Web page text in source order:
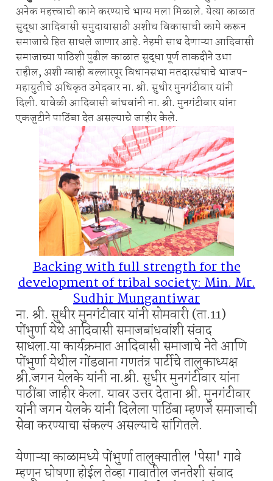
अनेक महत्त्वाची कामे करण्याचे भाग्य मला मिळाले. येत्या काळात
सुद्धा आदिवासी समुदायासाठी अशीच विकासाची कामे करून
समाजाचे हित साधले जाणार आहे. नेहमी साथ देणाऱ्या आदिवासी
समाजाच्या पाठिशी पुढील काळात सुद्धा पूर्ण ताकदीने उभा
राहील, अशी ग्वाही बल्लारपूर विधानसभा मतदारसंघाचे भाजप-
महायुतीचे अधिकृत उमेदवार ना. श्री. सुधीर मुनगंटीवार यांनी
दिली. यावेळी आदिवासी बांधवांनी ना. श्री. मुनगंटीवार यांना
एकजुटीने पाठिंबा देत असल्याचे जाहीर केले.
Backing with full strength for the
development of tribal society: Min. Mr.
Sudhir Mungantiwar
ना. श्री. सुधीर मुनगंटीवार यांनी सोमवारी (ता.11)
पोंभुर्णा येथे आदिवासी समाजबांधवांशी संवाद
साधला.या कार्यक्रमात आदिवासी समाजाचे नेते आणि
पोंभुर्णा येथील गोंडवाना गणतंत्र पार्टीचे तालुकाध्यक्ष
श्री.जगन येलके यांनी ना.श्री. सुधीर मुनगंटीवार यांना
पाठींबा जाहीर केला. यावर उत्तर देताना श्री. मुनगंटीवार
यांनी जगन येलके यांनी दिलेला पाठिंबा म्हणजे समाजाची
सेवा करण्याचा संकल्प असल्याचे सांगितले.
येणाऱ्या काळामध्ये पोंभुर्णा तालुक्यातील 'पेसा' गावे
म्हणून घोषणा होईल तेव्हा गावातील जनतेशी संवाद